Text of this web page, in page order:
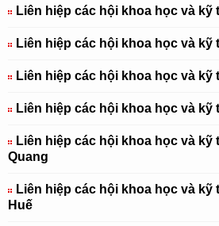
Liên hiệp các hội khoa học và kỹ
Liên hiệp các hội khoa học và kỹ
Liên hiệp các hội khoa học và kỹ
Liên hiệp các hội khoa học và kỹ
Liên hiệp các hội khoa học và kỹ
Quang
Liên hiệp các hội khoa học và kỹ
Huế